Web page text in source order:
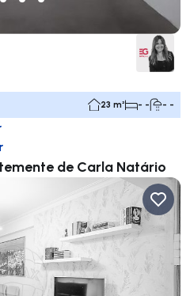
23 m² - - - -
de Carla Natário